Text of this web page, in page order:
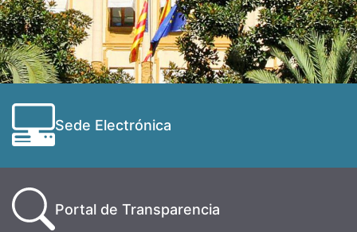
Sede Electrónica
Portal de Transparencia